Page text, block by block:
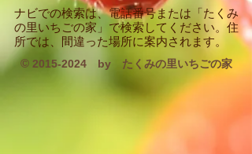
​ナビでの検索は、電話番号または「たくみ
の里いちごの家」で検索してください。住
所では、間違った場所に案内されます。
© 2015-2024 by たくみの里いちごの家